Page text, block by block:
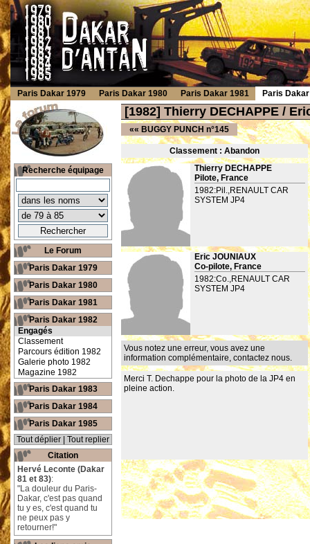
[1982] Thierry DECHAPPE /
«« BUGGY PUNCH n°145
Classement : Abandon
Thierry DECHAPPE
Pilote, France
1982:Pil.,RENAULT CAR
SYSTEM JP4
Eric JOUNIAUX
Co-pilote, France
1982:Co.,RENAULT CAR
SYSTEM JP4
Vous notez une erreur, vous avez une
information complémentaire, contactez nous.
Merci T. Dechappe pour la photo de la JP4 en
pleine action.
Recherche équipage
Le Forum
Paris Dakar 1979
Paris Dakar 1980
Paris Dakar 1981
Paris Dakar 1982
Engagés
Classement
Parcours édition 1982
Galerie photo 1982
Magazine 1982
Paris Dakar 1983
Paris Dakar 1984
Paris Dakar 1985
Tout déplier
Tout replier
Citation
Hervé Leconte (Dakar
81 et 83):
"La douleur du Paris-
Dakar, c'est pas quand
tu y es, c'est quand tu
ne peux pas y
retourner!"
Paris Dakar 1979 Paris Dakar 1980 Paris Dakar 1981 Paris